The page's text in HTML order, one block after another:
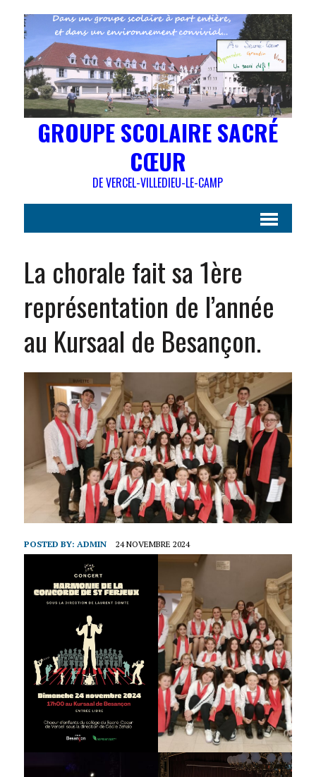
GROUPE SCOLAIRE SACRÉ
CŒUR
DE VERCEL-VILLEDIEU-LE-CAMP
La chorale fait sa 1ère
représentation de l’année
au Kursaal de Besançon.
POSTED BY: ADMIN 24 NOVEMBRE 2024